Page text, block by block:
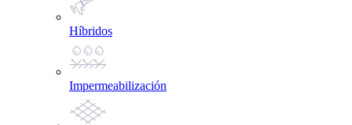
Híbridos
Impermeabilización